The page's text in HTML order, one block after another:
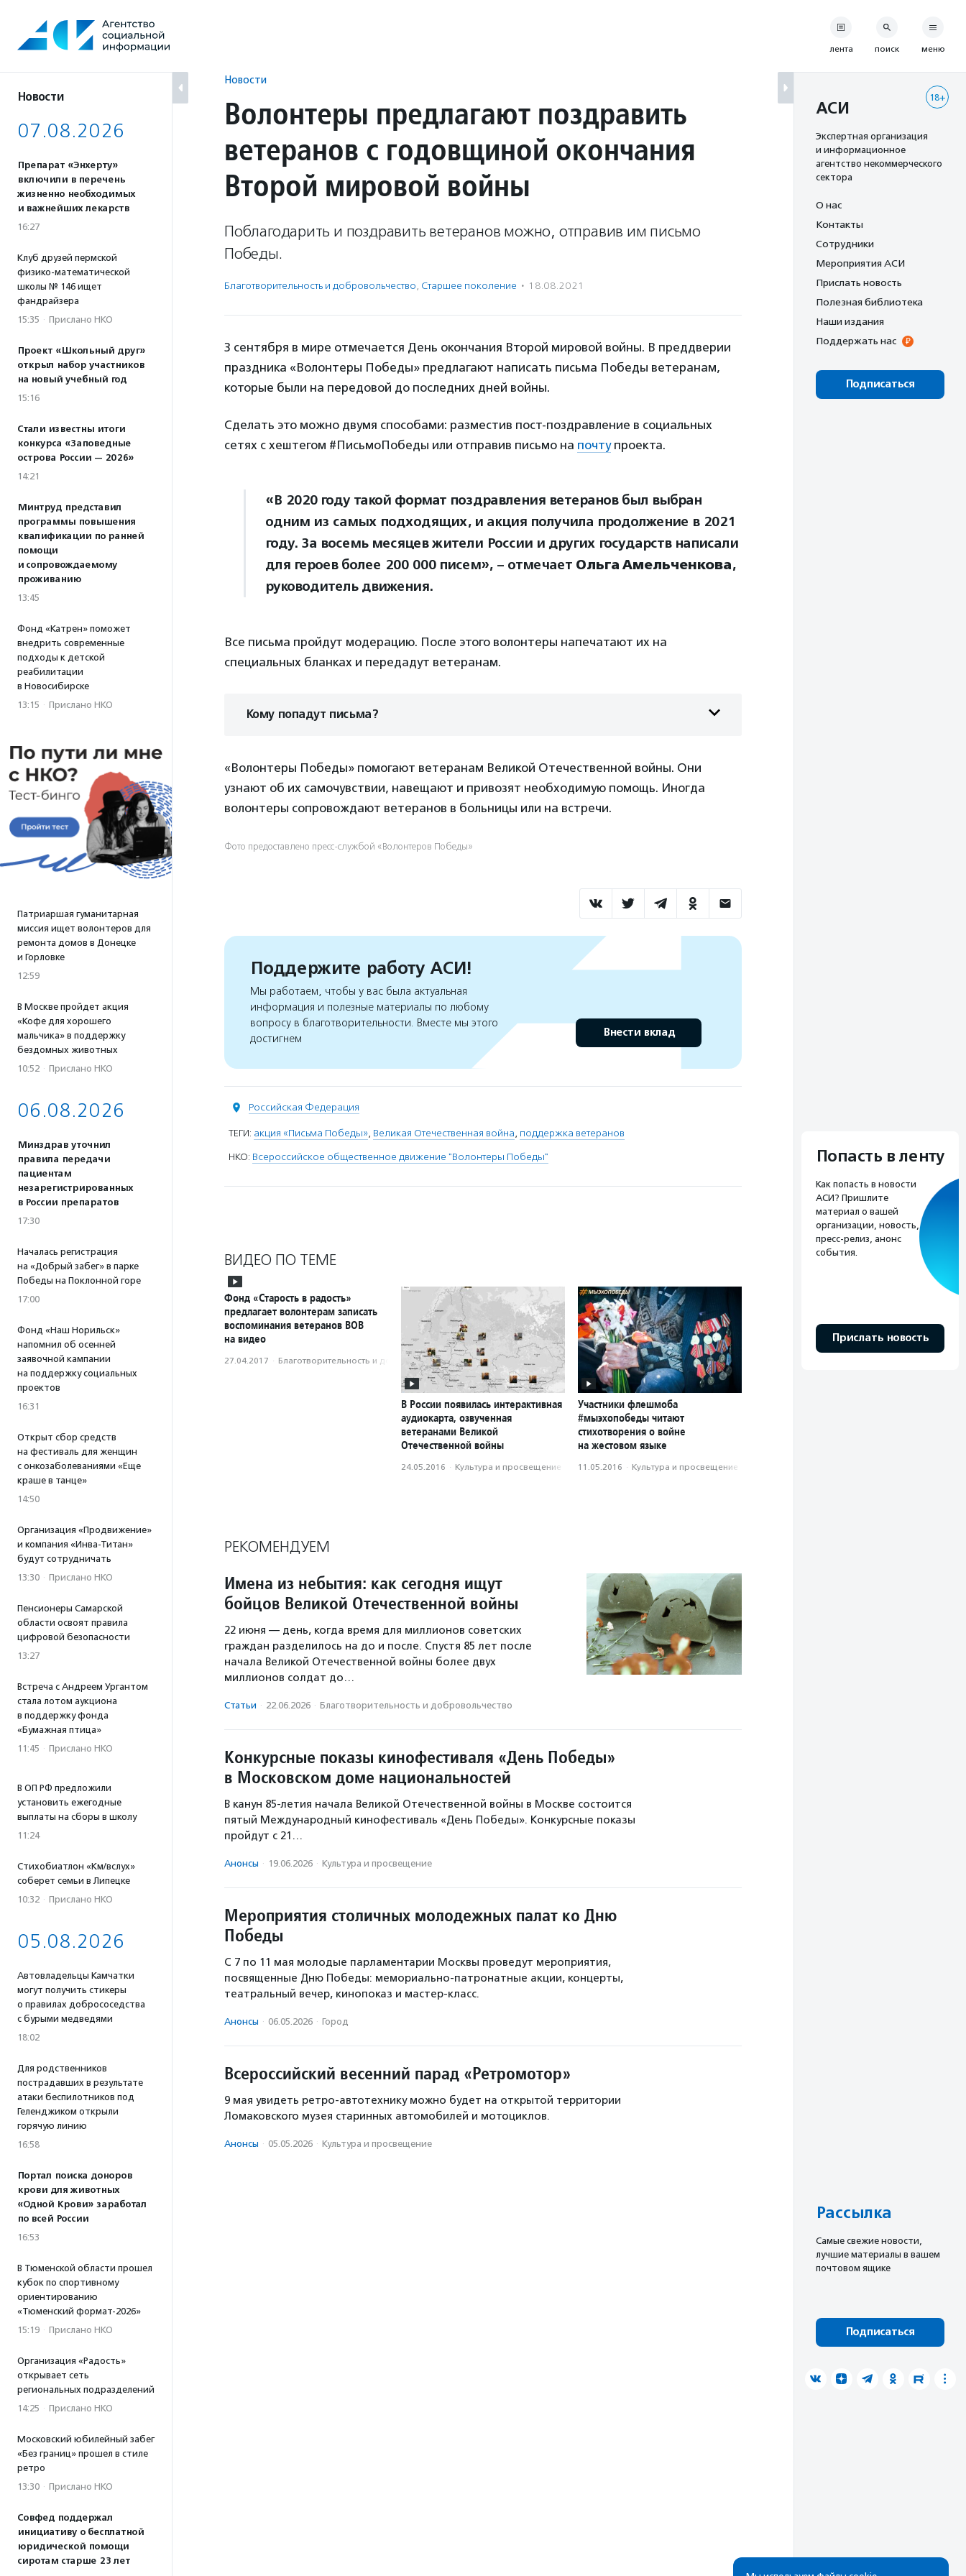
содержанию
Новости
07.08.2026
Препарат «Энхерту»
включили в перечень
жизненно необходимых
и важнейших лекарств
16:27
Клуб друзей пермской
физико-математической
школы № 146 ищет
фандрайзера
15:35 · Прислано НКО
Проект «Школьный друг»
открыл набор участников
на новый учебный год
15:16
Стали известны итоги
конкурса «Заповедные
острова России — 2026»
14:21
Минтруд представил
программы повышения
квалификации по ранней
помощи
и сопровождаемому
проживанию
13:45
Фонд «Катрен» поможет
внедрить современные
подходы к детской
реабилитации
в Новосибирске
13:15 · Прислано НКО
Патриаршая гуманитарная
миссия ищет волонтеров для
ремонта домов в Донецке
и Горловке
12:59
В Москве пройдет акция
«Кофе для хорошего
мальчика» в поддержку
бездомных животных
10:52 · Прислано НКО
06.08.2026
Минздрав уточнил
правила передачи
пациентам
незарегистрированных
в России препаратов
17:30
Началась регистрация
на «Добрый забег» в парке
Победы на Поклонной горе
17:00
Фонд «Наш Норильск»
напомнил об осенней
заявочной кампании
на поддержку социальных
проектов
16:31
Открыт сбор средств
на фестиваль для женщин
с онкозаболеваниями «Еще
краше в танце»
14:50
Организация «Продвижение»
и компания «Инва-Титан»
будут сотрудничать
13:30 · Прислано НКО
Пенсионеры Самарской
области освоят правила
цифровой безопасности
13:27
Встреча с Андреем Ургантом
стала лотом аукциона
в поддержку фонда
«Бумажная птица»
11:45 · Прислано НКО
В ОП РФ предложили
установить ежегодные
выплаты на сборы в школу
11:24
Стихобиатлон «Км/вслух»
соберет семьи в Липецке
10:32 · Прислано НКО
05.08.2026
Автовладельцы Камчатки
могут получить стикеры
о правилах добрососедства
с бурыми медведями
18:02
Для родственников
пострадавших в результате
атаки беспилотников под
Геленджиком открыли
горячую линию
16:58
Портал поиска доноров
крови для животных
«Одной Крови» заработал
по всей России
16:53
В Тюменской области прошел
кубок по спортивному
ориентированию
«Тюменский формат-2026»
15:19 · Прислано НКО
Организация «Радость»
открывает сеть
региональных подразделений
14:25 · Прислано НКО
Московский юбилейный забег
«Без границ» прошел в стиле
ретро
13:30 · Прислано НКО
Совфед поддержал
инициативу о бесплатной
юридической помощи
сиротам старше 23 лет
Новости
Волонтеры предлагают поздравить
ветеранов с годовщиной окончания
Второй мировой войны
Поблагодарить и поздравить ветеранов можно, отправив им письмо
Победы.
Благотвори­тель­ность и доброволь­чест­во, Старшее поколение · 18.08.2021
3 сентября в мире отмечается День окончания Второй мировой войны. В преддверии
праздника «Волонтеры Победы» предлагают написать письма Победы ветеранам,
которые были на передовой до последних дней войны.
Сделать это можно двумя способами: разместив пост-поздравление в социальных
сетях с хештегом #ПисьмоПобеды или отправив письмо на почтупроекта.
«В 2020 году такой формат поздравления ветеранов был выбран
одним из самых подходящих, и акция получила продолжение в 2021
году. За восемь месяцев жители России и других государств написали
для героев более 200 000 писем», – отмечает Ольга Амельченкова,
руководитель движения.
Все письма пройдут модерацию. После этого волонтеры напечатают их на
специальных бланках и передадут ветеранам.
Кому попадут письма?
«Волонтеры Победы» помогают ветеранам Великой Отечественной войны. Они
узнают об их самочувствии, навещают и привозят необходимую помощь. Иногда
волонтеры сопровождают ветеранов в больницы или на встречи.
Фото предоставлено пресс-службой «Волонтеров Победы»
Поддержите работу АСИ!
Мы работаем, чтобы у вас была актуальная
информация и полезные материалы по любому
вопросу в благотворительности. Вместе мы этого
достигнем
Внести вклад
Российская Федерация
ТЕГИ: акция «Письма Победы», Великая Отечественная война, поддержка ветеранов
НКО: Всероссийское общественное движение "Волонтеры Победы"
ВИДЕО ПО ТЕМЕ
Фонд «Старость в радость»
предлагает волонтерам записать
воспоминания ветеранов ВОВ
на видео
27.04.2017 · Благотвори­тель­ность и доброволь­чест­во
В России появилась интерактивная
аудиокарта, озвученная
ветеранами Великой
Отечественной войны
24.05.2016 · Культура и просвещение
Участники флешмоба
#мыэхопобеды читают
стихотворения о войне
на жестовом языке
11.05.2016 · Культура и просвещение
РЕКОМЕНДУЕМ
Имена из небытия: как сегодня ищут
бойцов Великой Отечественной войны
22 июня — день, когда время для миллионов советских
граждан разделилось на до и после. Спустя 85 лет после
начала Великой Отечественной войны более двух
миллионов солдат до…
Статьи · 22.06.2026 · Благотвори­тель­ность и доброволь­чест­во
Конкурсные показы кинофестиваля «День Победы»
в Московском доме национальностей
В канун 85-летия начала Великой Отечественной войны в Москве состоится
пятый Международный кинофестиваль «День Победы». Конкурсные показы
пройдут с 21…
Анонсы · 19.06.2026 · Культура и просвещение
Мероприятия столичных молодежных палат ко Дню
Победы
С 7 по 11 мая молодые парламентарии Москвы проведут мероприятия,
посвященные Дню Победы: мемориально-патронатные акции, концерты,
театральный вечер, кинопоказ и мастер-класс.
Анонсы · 06.05.2026 · Город
Всероссийский весенний парад «Ретромотор»
9 мая увидеть ретро-автотехнику можно будет на открытой территории
Ломаковского музея старинных автомобилей и мотоциклов.
Анонсы · 05.05.2026 · Культура и просвещение
лента поиск меню
18+
АСИ
Экспертная организация
и информационное
агентство некоммерческого
сектора
О нас
Контакты
Сотрудники
Мероприятия АСИ
Прислать новость
Полезная библиотека
Наши издания
Поддержать нас
Подписаться
Попасть в ленту
Как попасть в новости
АСИ? Пришлите
материал о вашей
организации, новость,
пресс-релиз, анонс
события.
Прислать новость
Рассылка
Cамые свежие новости,
лучшие материалы в вашем
почтовом ящике
Подписаться